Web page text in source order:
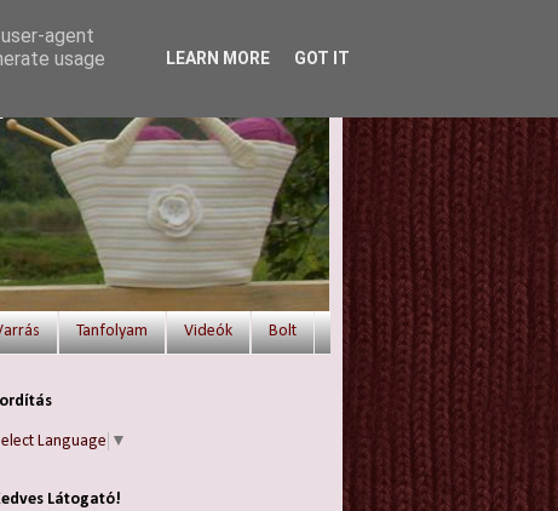
Tanfolyam Videók Bolt
Language ▼
Látogató!
agent
usage
LEARN MORE GOT IT